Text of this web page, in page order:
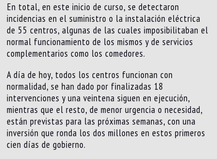
En total, en este inicio de curso, se detectaron
incidencias en el suministro o la instalación eléctrica
de 55 centros, algunas de las cuales imposibilitaban el
normal funcionamiento de los mismos y de servicios
complementarios como los comedores.
A día de hoy, todos los centros funcionan con
normalidad, se han dado por finalizadas 18
intervenciones y una veintena siguen en ejecución,
mientras que el resto, de menor urgencia o necesidad,
están previstas para las próximas semanas, con una
inversión que ronda los dos millones en estos primeros
cien días de gobierno.